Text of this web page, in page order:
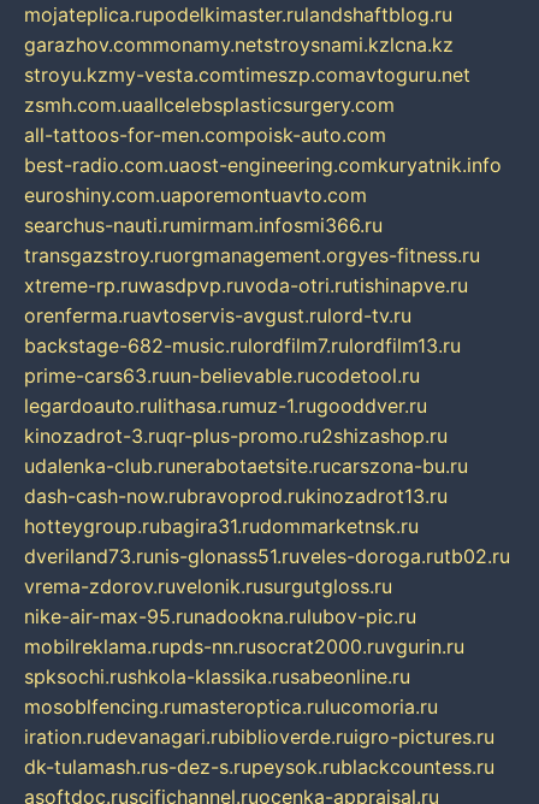
mojateplica.rupodelkimaster.rulandshaftblog.ru
garazhov.commonamy.netstroysnami.kzlcna.kz
stroyu.kzmy-vesta.comtimeszp.comavtoguru.net
zsmh.com.uaallcelebsplasticsurgery.com
all-tattoos-for-men.compoisk-auto.com
best-radio.com.uaost-engineering.comkuryatnik.info
euroshiny.com.uaporemontuavto.com
searchus-nauti.rumirmam.infosmi366.ru
transgazstroy.ruorgmanagement.orgyes-fitness.ru
xtreme-rp.ruwasdpvp.ruvoda-otri.rutishinapve.ru
orenferma.ruavtoservis-avgust.rulord-tv.ru
backstage-682-music.rulordfilm7.rulordfilm13.ru
prime-cars63.ruun-believable.rucodetool.ru
legardoauto.rulithasa.rumuz-1.rugooddver.ru
kinozadrot-3.ruqr-plus-promo.ru2shizashop.ru
udalenka-club.runerabotaetsite.rucarszona-bu.ru
dash-cash-now.rubravoprod.rukinozadrot13.ru
hotteygroup.rubagira31.rudommarketnsk.ru
dveriland73.runis-glonass51.ruveles-doroga.rutb02.ru
vrema-zdorov.ruvelonik.rusurgutgloss.ru
nike-air-max-95.runadookna.rulubov-pic.ru
mobilreklama.rupds-nn.rusocrat2000.ruvgurin.ru
spksochi.rushkola-klassika.rusabeonline.ru
mosoblfencing.rumasteroptica.rulucomoria.ru
iration.rudevanagari.rubiblioverde.ruigro-pictures.ru
dk-tulamash.rus-dez-s.rupeysok.rublackcountess.ru
asoftdoc.ruscifichannel.ruocenka-appraisal.ru